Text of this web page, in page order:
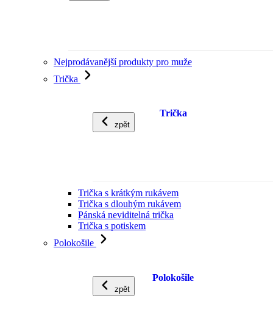
Nejprodávanější produkty pro muže
Trička
zpět
Trička
Trička s krátkým rukávem
Trička s dlouhým rukávem
Pánská neviditelná trička
Trička s potiskem
Polokošile
zpět
Polokošile